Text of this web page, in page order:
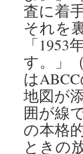
査に着
それを
「
す。」
は
地図が
囲が線
の本格
ときの